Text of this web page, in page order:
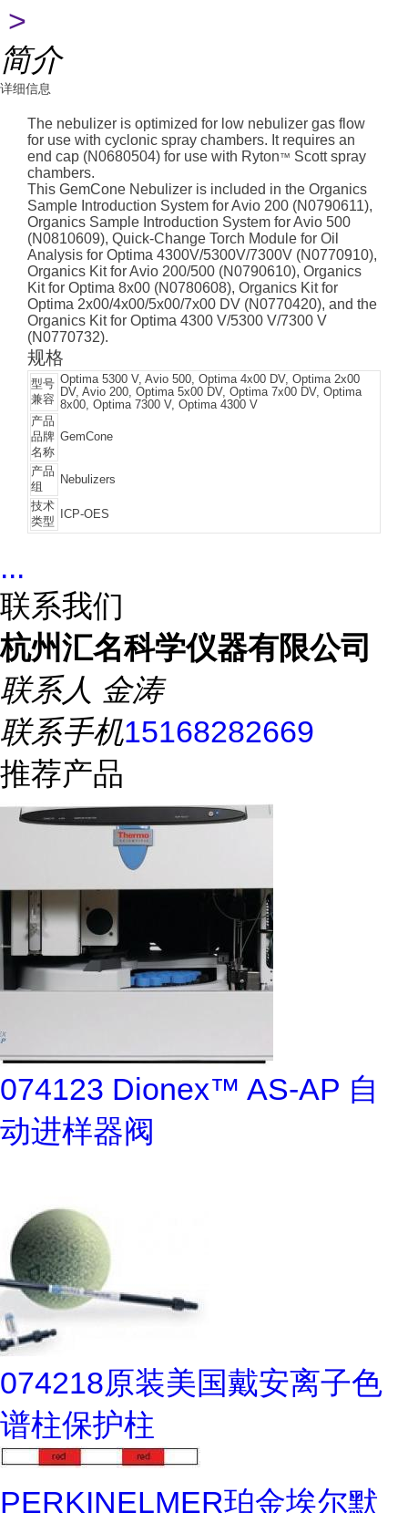
>
简介
详细信息
The nebulizer is optimized for low nebulizer gas flow
for use with cyclonic spray chambers. It requires an
end cap (N0680504) for use with Ryton™ Scott spray
chambers.
This GemCone Nebulizer is included in the Organics
Sample Introduction System for Avio 200 (N0790611),
Organics Sample Introduction System for Avio 500
(N0810609), Quick-Change Torch Module for Oil
Analysis for Optima 4300V/5300V/7300V (N0770910),
Organics Kit for Avio 200/500 (N0790610), Organics
Kit for Optima 8x00 (N0780608), Organics Kit for
Optima 2x00/4x00/5x00/7x00 DV (N0770420), and the
Organics Kit for Optima 4300 V/5300 V/7300 V
(N0770732).
规格
型号
兼容
Optima 5300 V, Avio 500, Optima 4x00 DV, Optima 2x00
DV, Avio 200, Optima 5x00 DV, Optima 7x00 DV, Optima
8x00, Optima 7300 V, Optima 4300 V
产品
品牌
名称
GemCone
产品
组
Nebulizers
技术
类型
ICP-OES
...
联系我们
杭州汇名科学仪器有限公司
联系人 金涛
联系手机15168282669
推荐产品
074123 Dionex™ AS-AP 自
动进样器阀
074218原装美国戴安离子色
谱柱保护柱
PERKINELMER珀金埃尔默